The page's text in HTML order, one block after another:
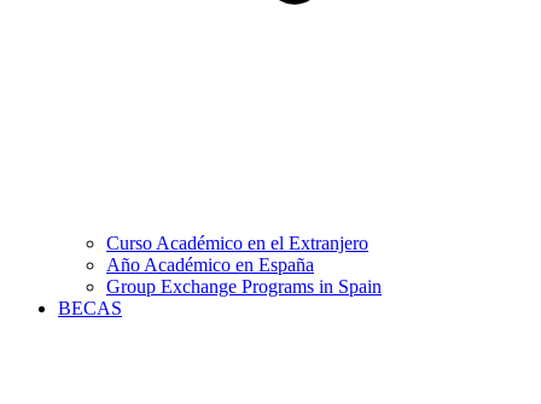
Curso Académico en el Extranjero
Año Académico en España
Group Exchange Programs in Spain
BECAS